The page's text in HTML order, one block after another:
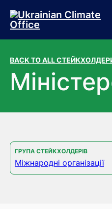
Перейти до основного
Перейти до нижньої
BACK TO ALL
ГРУПА СТЕЙКХОЛДЕРІВ
Міжнародні організації